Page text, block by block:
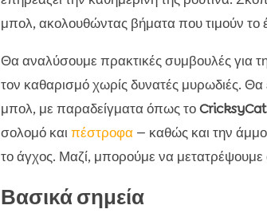
μπολ, ακολουθώντας βήματα που τιμούν το
Θα αναλύσουμε πρακτικές συμβουλές για
τον καθαρισμό χωρίς δυνατές μυρωδιές.
μπολ, με παραδείγματα όπως τοCricksyCat
σολομό και πέστροφα— καθώς και την άμμο
το άγχος. Μαζί, μπορούμε να μετατρέψουμε
Βασικά σημεία